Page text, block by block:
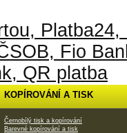
KOPÍROVÁNÍ A TISK
Černobílý tisk a kopírování
Barevné kopírování a tisk